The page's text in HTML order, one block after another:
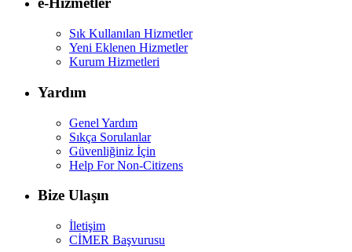
Sık Kullanılan Hizmetler
Yeni Eklenen Hizmetler
Kurum Hizmetleri
Yardım
Genel Yardım
Sıkça Sorulanlar
Güvenliğiniz İçin
Help For Non-Citizens
Bize Ulaşın
İletişim
CİMER Başvurusu